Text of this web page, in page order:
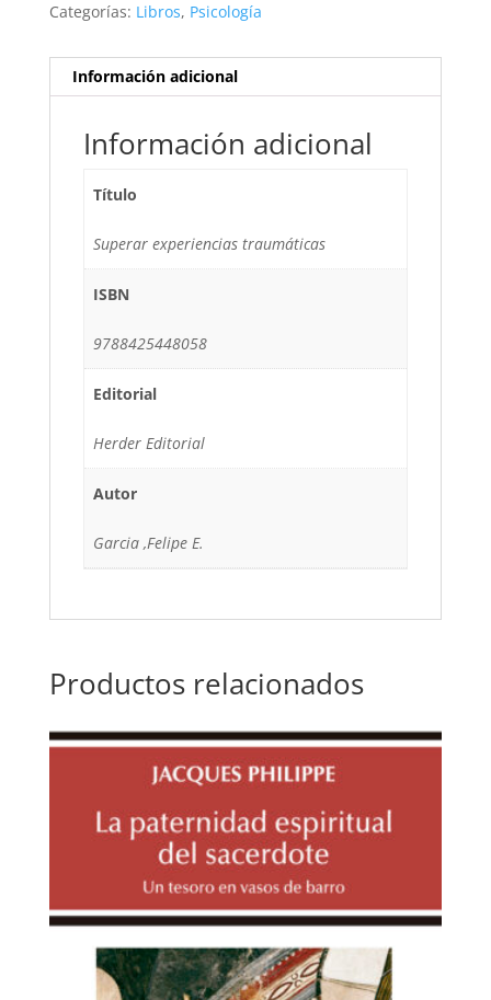
Categorías: Libros, Psicología
Información adicional
Información adicional
Título
Superar experiencias traumáticas
ISBN
9788425448058
Editorial
Herder Editorial
Autor
Garcia ,Felipe E.
Productos relacionados